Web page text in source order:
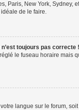
Paris, New York, Sydney,
idéale de le faire.
toujours pas correcte !
le fuseau horaire mais
langue sur le forum,